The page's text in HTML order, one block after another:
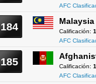
AFC
184 Malaysia
Calificación:
AFC
185 Calificación:
AFC